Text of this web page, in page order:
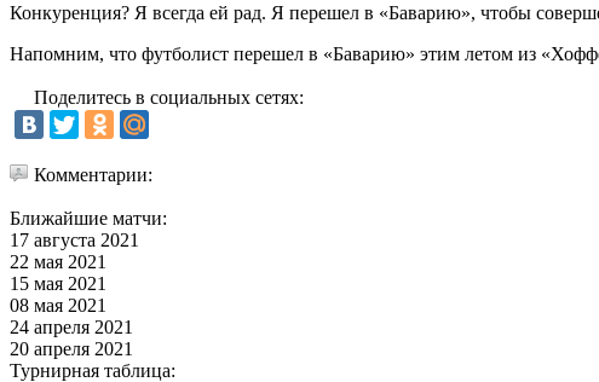
Конкуренция? Я всегда ей рад. Я перешел в «Баварию», чтобы
Напомним, что футболист перешел в «Баварию» этим летом из
Поделитесь в социальных сетях:
Комментарии:
Ближайшие матчи:
17 августа 2021
22 мая 2021
15 мая 2021
08 мая 2021
24 апреля 2021
20 апреля 2021
Турнирная таблица: